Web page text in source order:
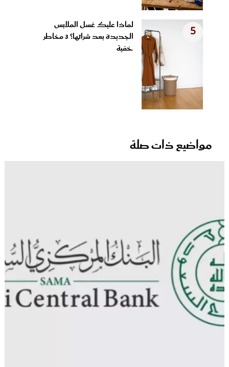
5
لماذا عليك غسل الملابس
الجديدة بعد شرائها؟ 3 مخاطر
خفية
مواضيع ذات صلة